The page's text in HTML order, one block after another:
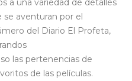
a una variedad de detalles
se aventuran por el
del Diario El Profeta,
las pertenencias de
de las películas.